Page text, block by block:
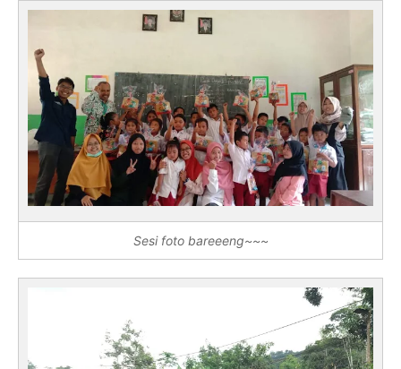
Sesi foto bareeeng~~~